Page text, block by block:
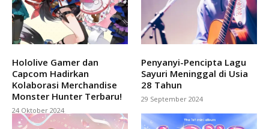
Hololive Gamer dan
Capcom Hadirkan
Kolaborasi Merchandise
Monster Hunter Terbaru!
24 Oktober 2024
Penyanyi-Pencipta Lagu
Sayuri Meninggal di Usia
28 Tahun
29 September 2024